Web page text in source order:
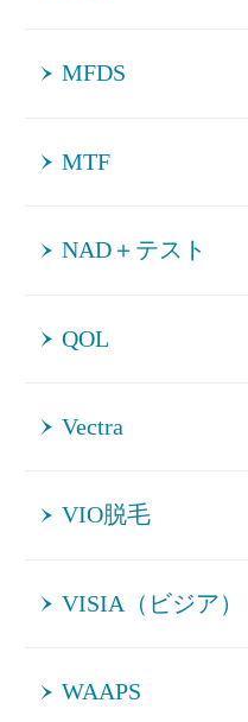
MFDS
MTF
NAD＋テスト
QOL
Vectra
VIO脱毛
VISIA（ビジア）
WAAPS